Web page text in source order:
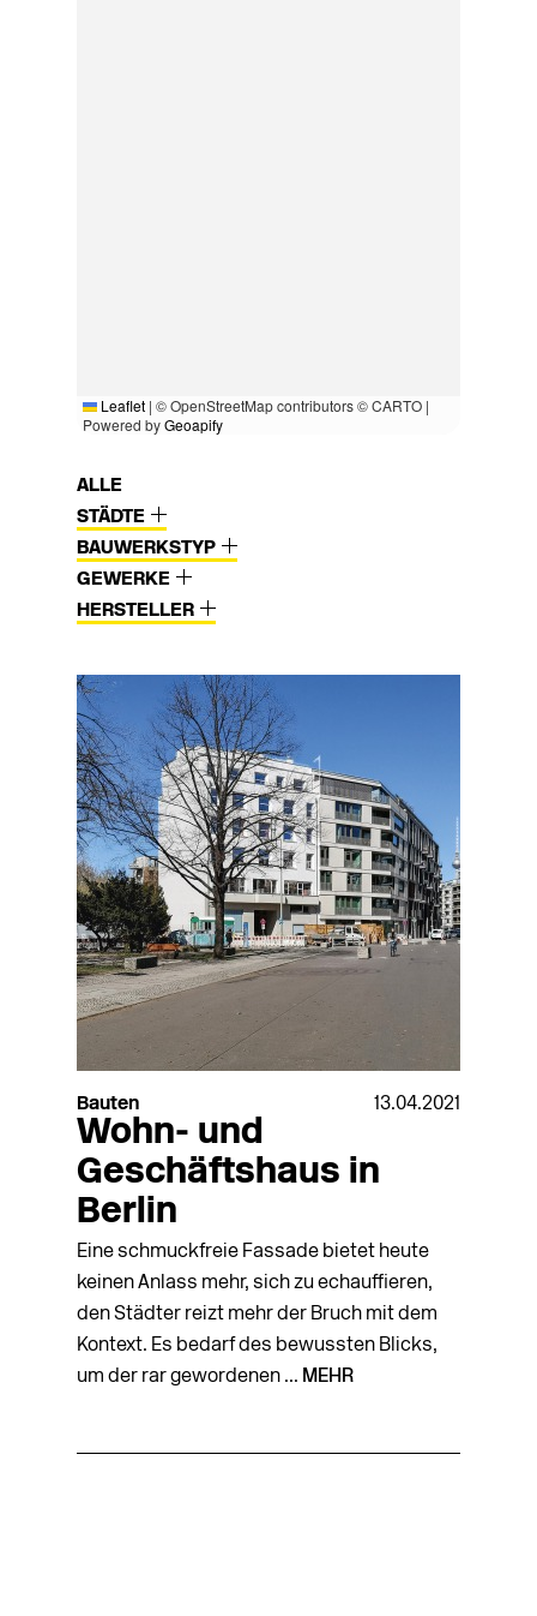
Leaflet | © OpenStreetMap contributors © CARTO |
Powered byGeoapify
ALLE
STÄDTE
BAUWERKSTYP
GEWERKE
HERSTELLER
Bauten 13.04.2021
Wohn- und
Geschäftshaus in
Berlin
Eine schmuckfreie Fassade bietet heute
keinen Anlass mehr, sich zu echauffieren,
den Städter reizt mehr der Bruch mit dem
Kontext. Es bedarf des bewussten Blicks,
um der rar gewordenen ... MEHR